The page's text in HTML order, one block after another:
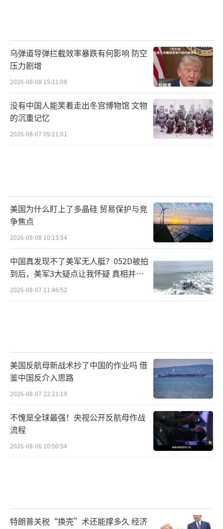
俄外交部称，俄罗斯将不得不采取技术性
军事手段或其他手段来消除芬兰和瑞典加入北
约所造成的威胁。
当地时间12日上午10时许，芬兰总统绍利
·尼尼斯托和总理桑娜·马林发表联合声明，
正式宣布支持芬兰申请加入北约。
为北约的成员，芬兰将加强整个防御联盟。声
明强调，芬兰必须“毫不拖延地”申请加入北
约，政府希望在未来几天内迅速采取作出这一
芬兰广播公司（YLE）介绍，芬兰申请北约
成员资格的决定将由芬兰总统和政府外交与安
申请加入北约并将此事提交议会。芬兰议会最
早将于周一（16日）接受提议并召开特别会
议。
报道预计，芬兰的加入意向声明可能会在
下周提交给北约，此后，芬兰将被邀请参
加“入约”谈判，批准所需时间或在几个月到
北约的声明将影响瑞典对加入北约的评
乌弹道导弹拦截效率暴跌有何影响 防空
压力剧增
2026-08-08 15:11:08
没有中国人能笑着走出冬宫博物馆 文物
的沉重记忆
2026-08-07 09:21:01
美国为什么盯上了多晶硅 贸易保护与竞
争焦点
2026-08-08 10:13:54
中国真发现不了美军无人艇？052D被拍
到后，美军3大疑点让我怀疑 真相并非
如此
2026-08-07 11:46:52
美国反航母新战术抄了中国的作业吗 借
鉴中国反介入思路
2026-08-07 22:21:19
不愧是全球最强！央视公开反航母作战
流程
2026-08-06 10:50:54
特朗普关税“换壳”术还能撑多久 经济